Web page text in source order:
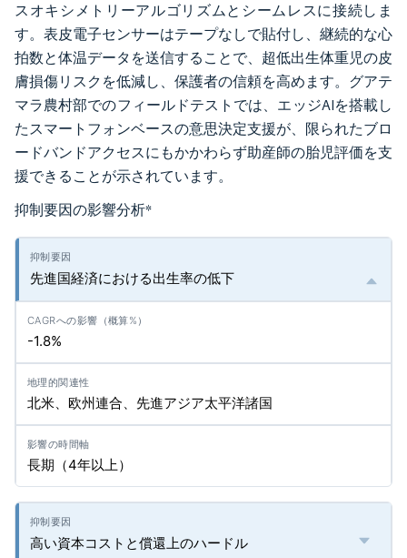
スオキシメトリーアルゴリズムとシームレスに接続しま
す。表皮電子センサーはテープなしで貼付し、継続的な心
拍数と体温データを送信することで、超低出生体重児の皮
膚損傷リスクを低減し、保護者の信頼を高めます。グアテ
マラ農村部でのフィールドテストでは、エッジAIを搭載し
たスマートフォンベースの意思決定支援が、限られたブロ
ードバンドアクセスにもかかわらず助産師の胎児評価を支
援できることが示されています。
抑制要因の影響分析*
先進国経済における出生率の低下
-1.8%
北米、欧州連合、先進アジア太平洋諸国
長期（4年以上）
高い資本コストと償還上のハードル